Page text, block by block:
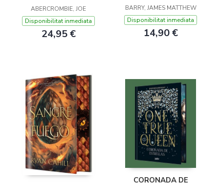
ABERCROMBIE, JOE
Disponibilitat inmediata
24,95 €
BARRY, JAMES MATTHEW
Disponibilitat inmediata
14,90 €
CORONADA DE